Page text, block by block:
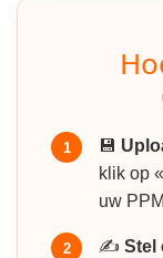
1 💾
klik op
uw
2 ✍️ Stel